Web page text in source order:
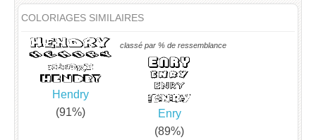
COLORIAGES SIMILAIRES
classé par % de ressemblance
Hendry
(91%)
Enry
(89%)